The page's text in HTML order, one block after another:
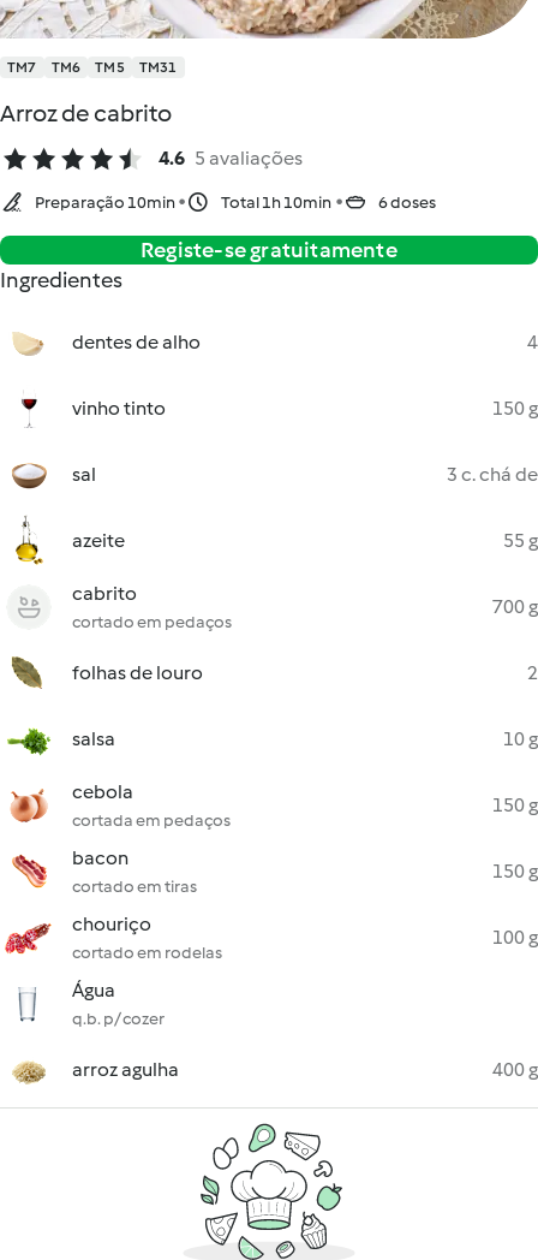
TM7 TM6 TM5 TM31
Arroz de cabrito
4.6 5 avaliações
Preparação 10min Total 1h 10min 6 doses
Registe-se gratuitamente
Ingredientes
dentes de alho 4
vinho tinto 150 g
sal 3 c. chá de
azeite 55 g
cabrito
cortado em pedaços
700 g
folhas de louro 2
salsa 10 g
cebola
cortada em pedaços
150 g
bacon
cortado em tiras
150 g
chouriço
cortado em rodelas
100 g
Água
q.b. p/ cozer
arroz agulha 400 g